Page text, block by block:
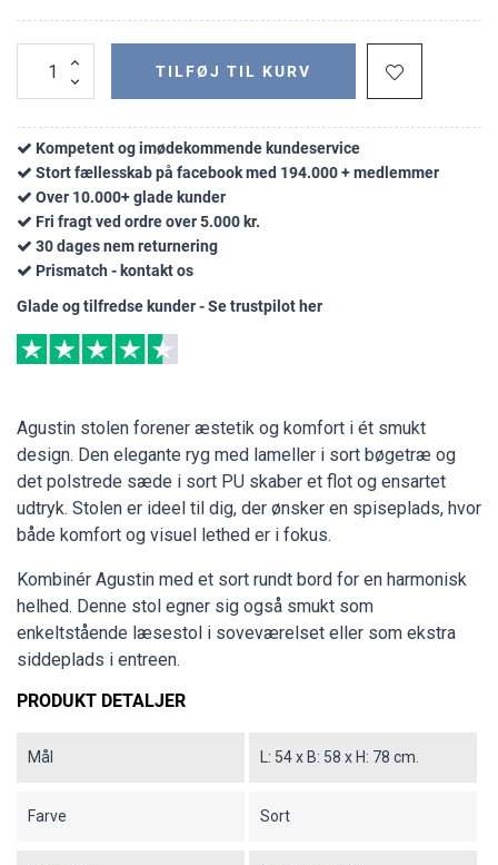
TILFØJ TIL KURV
Kompetent og imødekommende kundeservice
Stort fællesskab på facebook med 194.000 + medlemmer
Over 10.000+ glade kunder
Fri fragt ved ordre over 5.000 kr.
30 dages nem returnering
Prismatch - kontakt os
Glade og tilfredse kunder - Se trustpilot her
Agustin stolen forener æstetik og komfort i ét smukt
design. Den elegante ryg med lameller i sort bøgetræ og
det polstrede sæde i sort PU skaber et flot og ensartet
udtryk. Stolen er ideel til dig, der ønsker en spiseplads, hvor
både komfort og visuel lethed er i fokus.
Kombinér Agustin med et sort rundt bord for en harmonisk
helhed. Denne stol egner sig også smukt som
enkeltstående læsestol i soveværelset eller som ekstra
siddeplads i entreen.
PRODUKT DETALJER
Mål L: 54 x B: 58 x H: 78 cm.
Farve Sort